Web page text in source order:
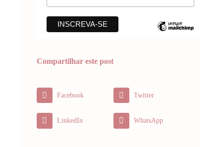
Compartilhar este post
Facebook Twitter
LinkedIn WhatsApp